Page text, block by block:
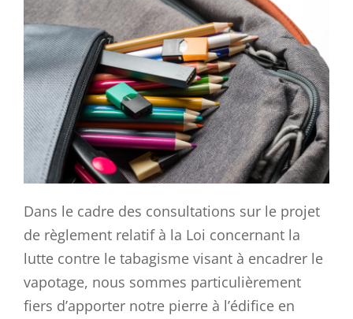
Dans le cadre des consultations sur le projet
de règlement relatif à la Loi concernant la
lutte contre le tabagisme visant à encadrer le
vapotage, nous sommes particulièrement
fiers d’apporter notre pierre à l’édifice en